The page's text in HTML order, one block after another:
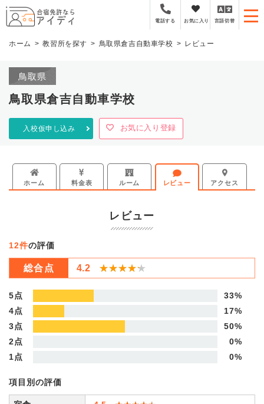
全国厳選の合宿免許プ
電話する お気に入り 言語切替
ホーム 教習所を探す 鳥取県倉吉自動車学校 レビュー
鳥取県
鳥取県倉吉自動車学校
入校仮申し込み お気に入り登録
ホーム 料金表 ルーム レビュー アクセス
レビュー
12件の評価
総合点 4.2 ★★★★★
★★★★★
5点
33%
4点
17%
3点
50%
2点
0%
1点
0%
項目別の評価